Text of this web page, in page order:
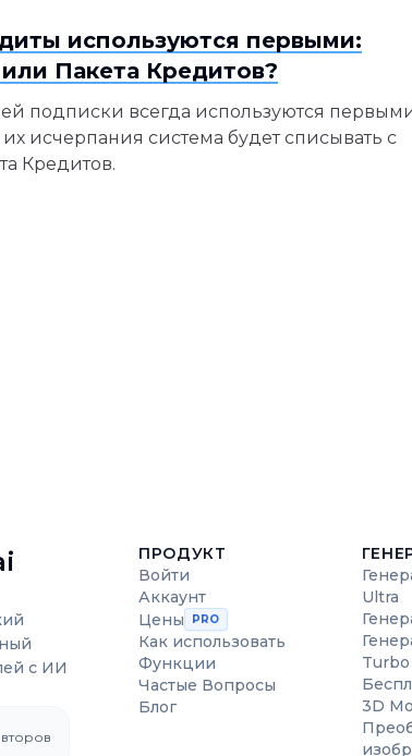
используются первыми:
Пакета Кредитов?
подписки всегда используются
исчерпания система будет списывать с
Кредитов.
с ИИ
ПРОДУКТ
Войти
Аккаунт
Цены
PRO
Как использовать
Функции
Частые Вопросы
Блог
Ultra
Turbo
3D